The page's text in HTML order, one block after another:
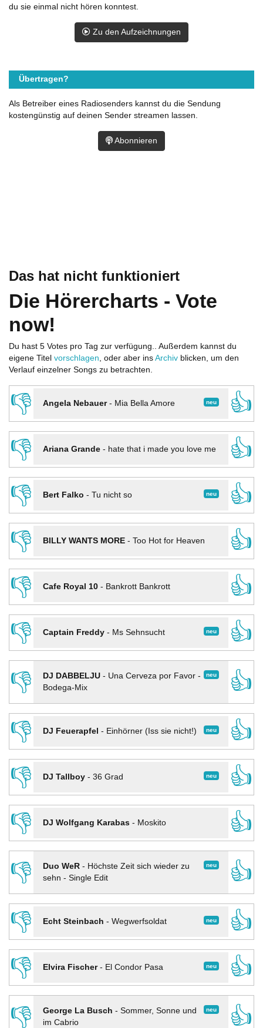
Das hat nicht funktioniert
Die Hörercharts - Vote
now!
Du hast 5 Votes pro Tag zur verfügung.. Außerdem kannst du
eigene Titel vorschlagen, oder aber ins Archiv blicken, um den
Verlauf einzelner Songs zu betrachten.
👎 neu
Angela Nebauer- Mia Bella Amore
👍
👎
Ariana Grande- hate that i made you love me
👍
👎
neu
Bert Falko - Tu nicht so
👍
👎
BILLY WANTS MORE- Too Hot for Heaven
👍
👎
Cafe Royal 10- Bankrott Bankrott
👍
👎
neu
Captain Freddy- Ms Sehnsucht
👍
👎
neu
DJ DABBELJU- Una Cerveza por Favor -
Bodega-Mix
👍
👎
neu
DJ Feuerapfel - Einhörner (Iss sie nicht!)
👍
👎
neu
DJ Tallboy- 36 Grad
👍
👎
DJ Wolfgang Karabas- Moskito
👍
👎
neu
Duo WeR- Höchste Zeit sich wieder zu
sehn - Single Edit
👍
👎
neu
Echt Steinbach - Wegwerfsoldat
👍
👎
neu
Elvira Fischer- El Condor Pasa
👍
👎
neu
George La Busch - Sommer, Sonne und
im Cabrio
👍
du sie einmal nicht hören konntest.
Zu den Aufzeichnungen
Übertragen?
Als Betreiber eines Radiosenders kannst du die Sendung
kostengünstig auf deinen Sender streamen lassen.
Abonnieren